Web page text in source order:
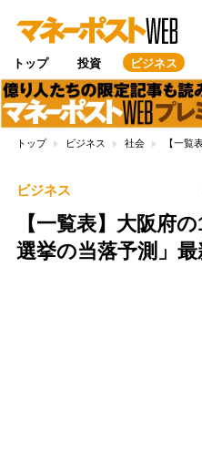
トップ 投資 ビジネス
トップ ビジネス 社会 【一覧
ビジネス
【一覧表】大阪府
選挙の当落予測」